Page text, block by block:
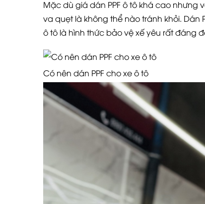
Mặc dù giá dán PPF ô tô khá cao
va quẹt là không thể nào tránh khỏi.
ô tô là hình thức bảo vệ xế yêu rất đáng
Có nên dán PPF cho xe ô tô